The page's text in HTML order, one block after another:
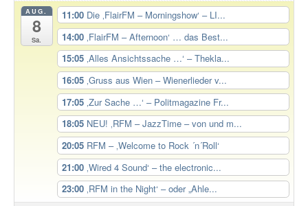
AUG.
8
Sa.
11:00 Die ‚FlairFM – Morningshow‘ – LI...
14:00 ‚FlairFM – Afternoon‘ … das Best...
15:05 ‚Alles Ansichtssache …‘ – Thekla...
16:05 ‚Gruss aus Wien – Wienerlieder v...
17:05 ‚Zur Sache …‘ – Politmagazine Fr...
18:05 NEU! ‚RFM – JazzTime – von und m...
20:05 RFM – ‚Welcome to Rock ´n´Roll‘
21:00 ‚Wired 4 Sound‘ – the electronic...
23:00 ‚RFM in the Night‘ – oder „Ahle...